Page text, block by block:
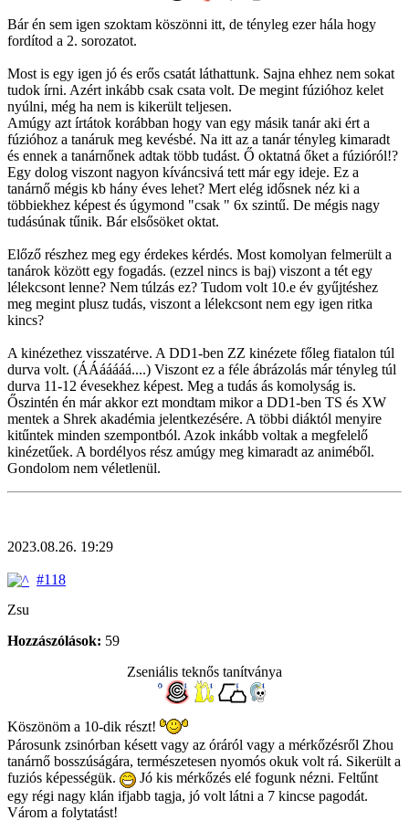
Bár én sem igen szoktam köszönni itt, de tényleg ezer hála hogy
fordítod a 2. sorozatot.
Most is egy igen jó és erős csatát láthattunk. Sajna ehhez nem sokat
tudok írni. Azért inkább csak csata volt. De megint fúzióhoz kelet
nyúlni, még ha nem is kikerült teljesen.
Amúgy azt írtátok korábban hogy van egy másik tanár aki ért a
fúzióhoz a tanáruk meg kevésbé. Na itt az a tanár tényleg kimaradt
és ennek a tanárnőnek adtak több tudást. Ő oktatná őket a fúzióról!?
Egy dolog viszont nagyon kíváncsivá tett már egy ideje. Ez a
tanárnő mégis kb hány éves lehet? Mert elég idősnek néz ki a
többiekhez képest és úgymond "csak " 6x szintű. De mégis nagy
tudásúnak tűnik. Bár elsősöket oktat.
Előző részhez meg egy érdekes kérdés. Most komolyan felmerült a
tanárok között egy fogadás. (ezzel nincs is baj) viszont a tét egy
lélekcsont lenne? Nem túlzás ez? Tudom volt 10.e év gyűjtéshez
meg megint plusz tudás, viszont a lélekcsont nem egy igen ritka
kincs?
A kinézethez visszatérve. A DD1-ben ZZ kinézete főleg fiatalon túl
durva volt. (ÁÁááááá....) Viszont ez a féle ábrázolás már tényleg túl
durva 11-12 évesekhez képest. Meg a tudás ás komolyság is.
Őszintén én már akkor ezt mondtam mikor a DD1-ben TS és XW
mentek a Shrek akadémia jelentkezésére. A többi diáktól menyire
kitűntek minden szempontból. Azok inkább voltak a megfelelő
kinézetűek. A bordélyos rész amúgy meg kimaradt az animéből.
Gondolom nem véletlenül.
2023.08.26. 19:29
#118
Zsu
Hozzászólások: 59
Zseniális teknős tanítványa
Köszönöm a 10-dik részt!
Párosunk zsinórban késett vagy az óráról vagy a mérkőzésről Zhou
tanárnő bosszúságára, természetesen nyomós okuk volt rá. Sikerült a
fuziós képességük.
Jó kis mérkőzés elé fogunk nézni. Feltűnt
egy régi nagy klán ifjabb tagja, jó volt látni a 7 kincse pagodát.
Várom a folytatást!